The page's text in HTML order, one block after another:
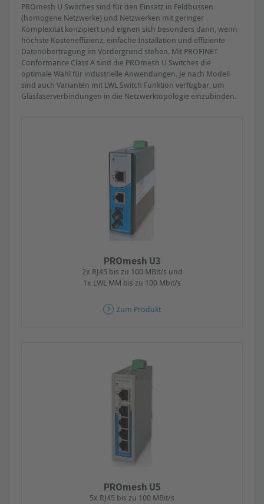
PROmesh U Switches sind für den Einsatz in Feldbussen
(homogene Netzwerke) und Netzwerken mit geringer
Komplexität konzipiert und eignen sich besonders dann, wenn
höchste Kosteneffizienz, einfache Installation und effiziente
Datenübertragung im Vordergrund stehen. Mit PROFINET
Conformance Class A sind die PROmesh U Switches die
optimale Wahl für industrielle Anwendungen. Je nach Modell
sind auch Varianten mit LWL Switch Funktion verfügbar, um
Glasfaserverbindungen in die Netzwerktopologie einzubinden.
PROmesh U3
2x RJ45 bis zu 100 MBit/s und
1x LWL MM bis zu 100 Mbit/s
Zum Produkt
PROmesh U5
5x RJ45 bis zu 100 MBit/s